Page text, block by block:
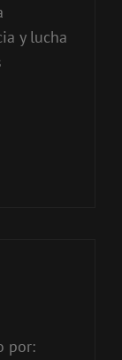
y lucha
por: